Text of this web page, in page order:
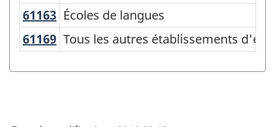
SCIAN
2007
-
Industries
61163 Écoles de langues
Écoles de langues
61169 Tous les autres établissements
Tous les autres établissements